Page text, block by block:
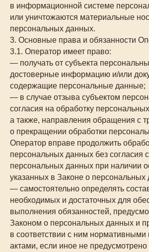
в информационной системе
или уничтожаются материальные
персональных данных.
3. Основные права и обязанности
3.1. Оператор имеет право:
— получать от субъекта
достоверные информацию и/или
содержащие персональные данные;
— в случае отзыва субъектом
согласия на обработку
а также, направления обращения с
о прекращении обработки
Оператор вправе продолжить
персональных данных без согласия
персональных данных при наличии
указанных в Законе о персональных
— самостоятельно определять
необходимых и достаточных для
выполнения обязанностей,
Законом о персональных данных и
в соответствии с ним
актами, если иное не